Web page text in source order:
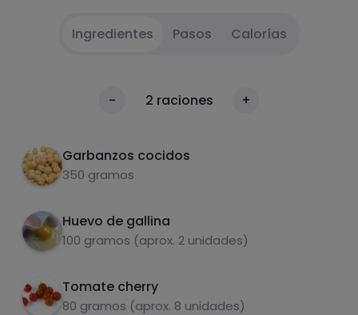
Ingredientes Pasos Calorías
- 2 raciones +
Garbanzos cocidos
350 gramos
Huevo de gallina
100 gramos (aprox. 2 unidades)
Tomate cherry
80 gramos (aprox. 8 unidades)
Dejar escurrir los garbanzos y añadirlos en un
2
Cortar los tomates cherry por la mitad y
añadirlos al bol.
cocidos y añadirlos al bol. También añadir
tres cucharadas de maíz dulce.
especias al gusto (orégano y albahaca).
Carbohidratos Proteínas